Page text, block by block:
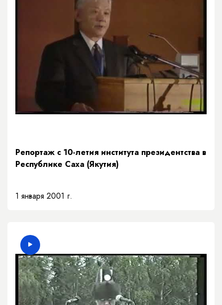
Репортаж с 10-летия института президентства в
Республике Саха (Якутия)
1 января 2001 г.